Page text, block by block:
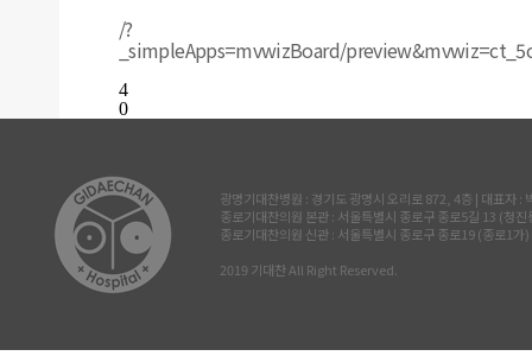
/?
_simpleApps=mvwizBoard/
4
0
광명기대찬병원 : 경기도 광명시 오리로 872, 4층 | 대표
종로기대찬의원 본관 : 서울특별시 종로구 종로5길 13 (청
종로기대찬의원 신관 : 서울특별시 종로구 종로19 (종로1
2019 기대찬 All Right Reserved.